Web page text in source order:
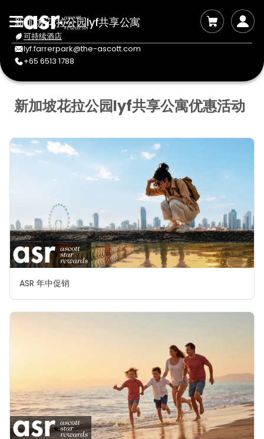
新加坡花拉公园lyf共享公寓
可持续酒店
lyf.farrerpark@the-ascott.com
+65 6513 1788
新加坡花拉公园lyf共享公寓优惠活动
ASR 年中促销